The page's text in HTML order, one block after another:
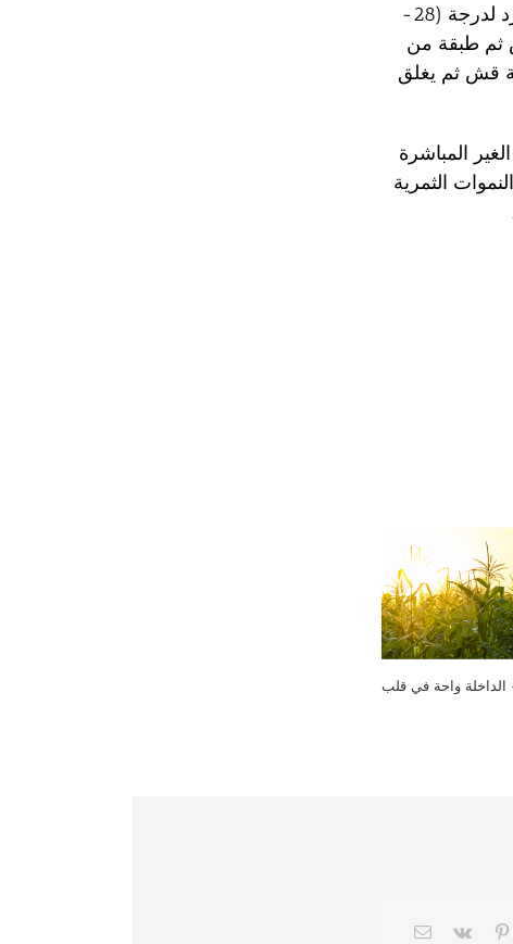
2- نأتي بأكياس البولي إيثلين الكبيرة والنظيفة ونضع بها القش بعد أن يبرد لدرجة (28-
ثم طبقة من
نضع بعض الردة (4/1 ك) ثم طبقة قش ثم يغلق
المباشرة
10 أيام يبدأ ظهور النموات الثمرية
الداخلة واحة في قلب